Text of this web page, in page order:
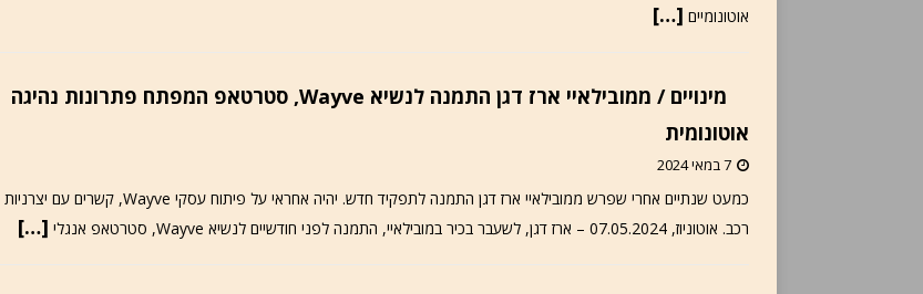
אוטונומיים […]
מינויים / ממובילאיי ארז דגן התמנה לנשיא Wayve, סטרטאפ המפתח פתרונות נהיגה
אוטונומית
7 במאי 2024
כמעט שנתיים אחרי שפרש ממובילאיי ארז דגן התמנה לתפקיד חדש. יהיה אחראי על פיתוח עסקי Wayve, קשרים עם יצרניות
רכב. אוטוניוז, 07.05.2024 – ארז דגן, לשעבר בכיר במובילאיי, התמנה לפני חודשיים לנשיא Wayve, סטרטאפ אנגלי
[…]